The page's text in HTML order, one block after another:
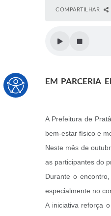
COMPARTILHAR
EM PARCERIA
A Prefeitura de
bem-estar físico e
Neste mês de
as participantes do
Durante o
especialmente no
A iniciativa reforça